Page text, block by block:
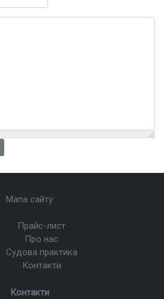
Контакти
Прайс-лист
Про нас
Судова практика
Контакти
Мапа сайту